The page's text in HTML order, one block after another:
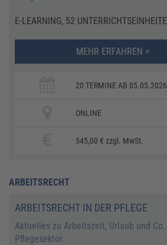
E-LEARNING, 52
MEHR ERFAHREN >
20 TERMINE AB 05.05.2026
ONLINE
545,00 € zzgl. MwSt.
ARBEITSRECHT
ARBEITSRECHT IN DER PFLEGE
Aktuelles zu Arbeitszeit, Urlaub und
Pflegesektor